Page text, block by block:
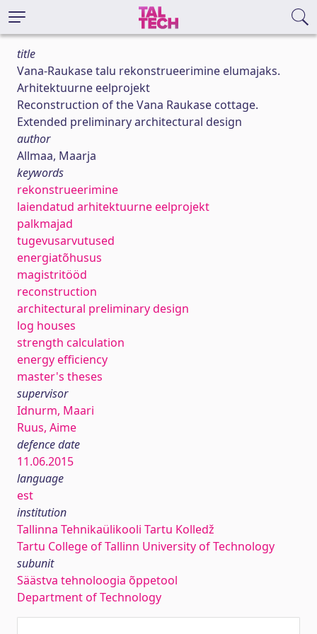
title
Vana-Raukase talu rekonstrueerimine elumajaks.
Arhitektuurne eelprojekt
Reconstruction of the Vana Raukase cottage.
Extended preliminary architectural design
author
Allmaa, Maarja
keywords
rekonstrueerimine
laiendatud arhitektuurne eelprojekt
palkmajad
tugevusarvutused
energiatõhusus
magistritööd
reconstruction
architectural preliminary design
log houses
strength calculation
energy efficiency
master's theses
supervisor
Idnurm, Maari
Ruus, Aime
defence date
11.06.2015
language
est
institution
Tallinna Tehnikaülikooli Tartu Kolledž
Tartu College of Tallinn University of Technology
subunit
Säästva tehnoloogia õppetool
Department of Technology